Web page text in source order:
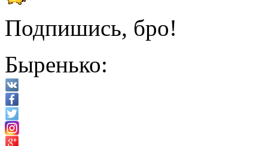
Подпишись, бро!
Быренько: